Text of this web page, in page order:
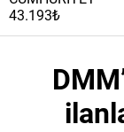
43.193₺